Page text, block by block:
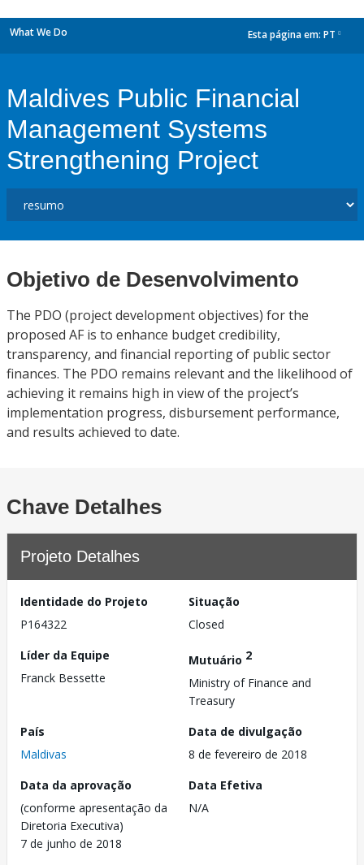
What We Do Esta página em: PT
Maldives Public Financial
Management Systems
Strengthening Project
Objetivo de Desenvolvimento
The PDO (project development objectives) for the
proposed AF is to enhance budget credibility,
transparency, and financial reporting of public sector
finances. The PDO remains relevant and the likelihood of
achieving it remains high in view of the project’s
implementation progress, disbursement performance,
and results achieved to date.
Chave Detalhes
Projeto Detalhes
Identidade do Projeto
P164322
Situação
Closed
Líder da Equipe
Franck Bessette
Mutuário 2
Ministry of Finance and
Treasury
País
Maldivas
Data de divulgação
8 de fevereiro de 2018
Data da aprovação
(conforme apresentação da
Diretoria Executiva)
7 de junho de 2018
Data Efetiva
N/A